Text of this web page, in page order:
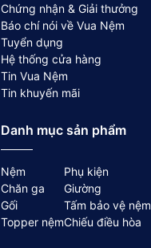
Chứng nhận & Giải thưởng
Báo chí nói về Vua Nệm
Tuyển dụng
Hệ thống cửa hàng
Tin Vua Nệm
Tin khuyến mãi
Danh mục sản phẩm
Nệm
Chăn ga
Gối
Topper nệm
Phụ kiện
Giường
Tấm bảo vệ nệm
Chiếu điều hòa